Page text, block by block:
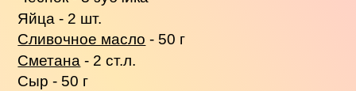
Яйца - 2 шт.
Сливочное масло - 50 г
Сметана - 2 ст.л.
Сыр - 50 г